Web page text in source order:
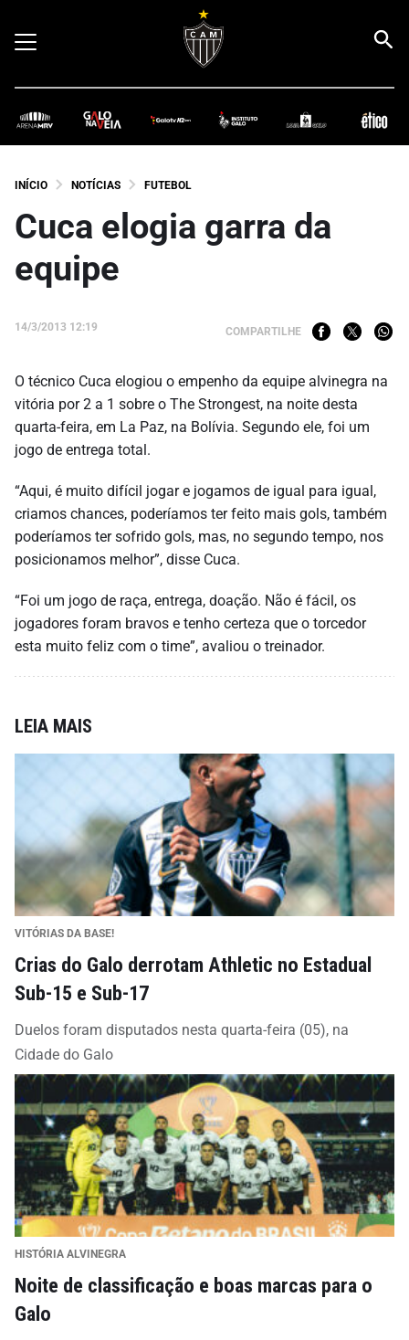
INÍCIO NOTÍCIAS FUTEBOL
Cuca elogia garra da
equipe
14/3/2013 12:19 COMPARTILHE
O técnico Cuca elogiou o empenho da equipe alvinegra na
vitória por 2 a 1 sobre o The Strongest, na noite desta
quarta-feira, em La Paz, na Bolívia. Segundo ele, foi um
jogo de entrega total.
“Aqui, é muito difícil jogar e jogamos de igual para igual,
criamos chances, poderíamos ter feito mais gols, também
poderíamos ter sofrido gols, mas, no segundo tempo, nos
posicionamos melhor”, disse Cuca.
“Foi um jogo de raça, entrega, doação. Não é fácil, os
jogadores foram bravos e tenho certeza que o torcedor
esta muito feliz com o time”, avaliou o treinador.
LEIA MAIS
VITÓRIAS DA BASE!
Crias do Galo derrotam Athletic no Estadual
Sub-15 e Sub-17
Duelos foram disputados nesta quarta-feira (05), na
Cidade do Galo
HISTÓRIA ALVINEGRA
Noite de classificação e boas marcas para o
Galo